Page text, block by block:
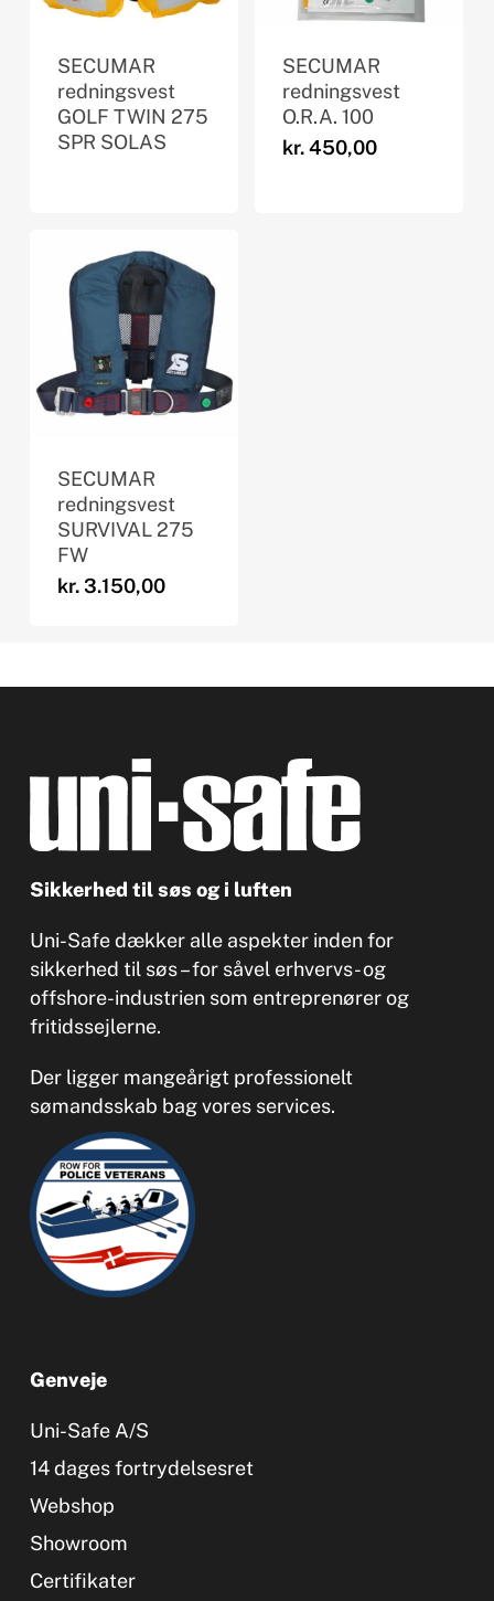
SECUMAR
redningsvest
GOLF TWIN 275
SPR SOLAS
SECUMAR
redningsvest
O.R.A. 100
kr.450,00
SECUMAR
redningsvest
SURVIVAL 275
FW
kr.3.150,00
Sikkerhed til søs og i luften
Uni-Safe dækker alle aspekter inden for
sikkerhed til søs – for såvel erhvervs- og
offshore-industrien som entreprenører og
fritidssejlerne.
Der ligger mangeårigt professionelt
sømandsskab bag vores services.
Genveje
Uni-Safe A/S
14 dages fortrydelsesret
Webshop
Showroom
Certifikater